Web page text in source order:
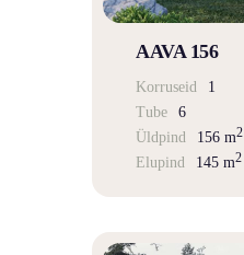
AAVA 156
Korruseid
1
Tube
6
Üldpind
156 m2
Elupind 145 m2